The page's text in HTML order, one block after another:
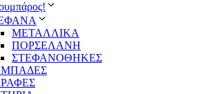
ΜΕΤΑΛΛΙΚΑ
ΠΟΡΣΕΛΑΝΗ
ΣΤΕΦΑΝΟΘΗΚΕΣ